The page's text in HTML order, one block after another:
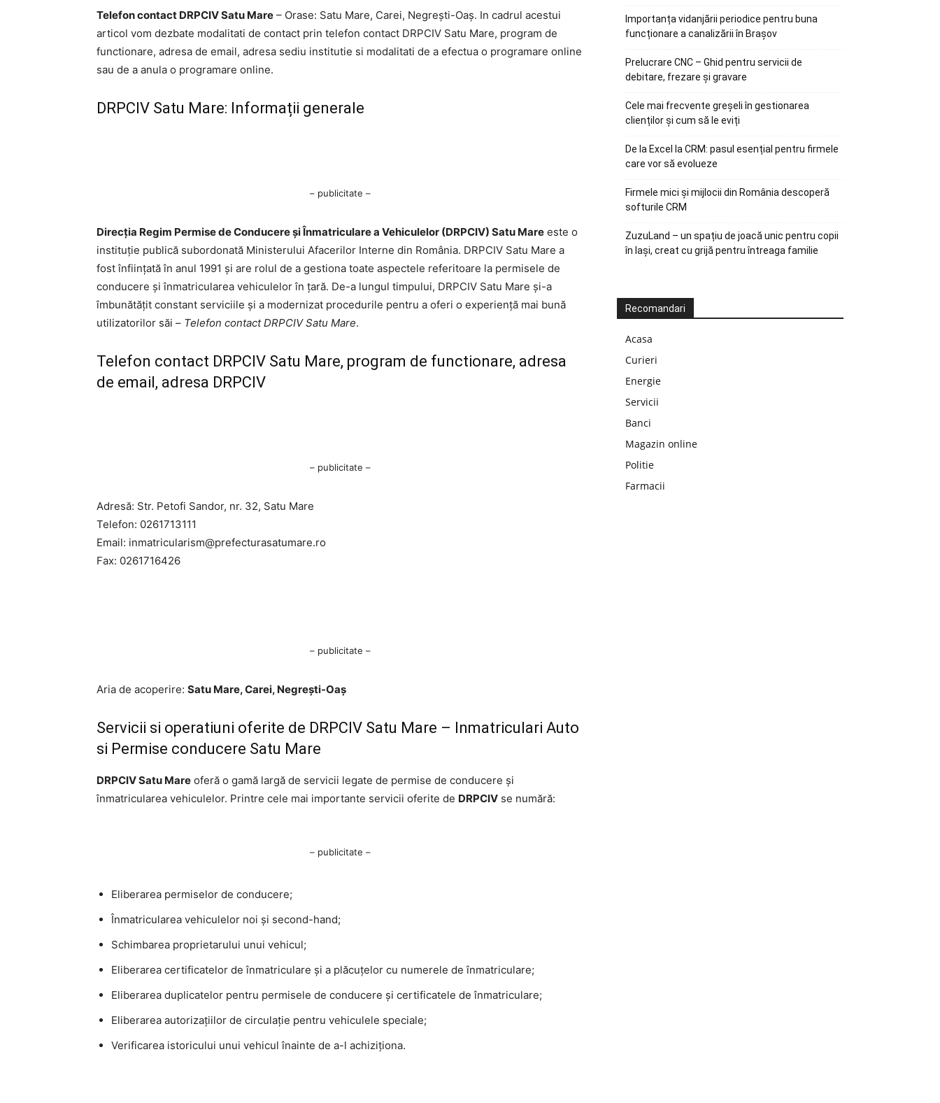
Telefon contact DRPCIV Satu Mare – Orase: Satu Mare, Carei, Negrești-Oaș. In cadrul acestui
articol vom dezbate modalitati de contact prin telefon contact DRPCIV Satu Mare, program de
functionare, adresa de email, adresa sediu institutie si modalitati de a efectua o programare online
sau de a anula o programare online.
DRPCIV Satu Mare: Informații generale
– publicitate –
Direcția Regim Permise de Conducere și Înmatriculare a Vehiculelor (DRPCIV) Satu Mare este o
instituție publică subordonată Ministerului Afacerilor Interne din România. DRPCIV Satu Mare a
fost înființată în anul 1991 și are rolul de a gestiona toate aspectele referitoare la permisele de
conducere și înmatricularea vehiculelor în țară. De-a lungul timpului, DRPCIV Satu Mare și-a
îmbunătățit constant serviciile și a modernizat procedurile pentru a oferi o experiență mai bună
utilizatorilor săi – Telefon contact DRPCIV Satu Mare.
Telefon contact DRPCIV Satu Mare, program de functionare, adresa
de email, adresa DRPCIV
– publicitate –
Adresă: Str. Petofi Sandor, nr. 32, Satu Mare
Telefon: 0261713111
Email: inmatricularism@prefecturasatumare.ro
Fax: 0261716426
– publicitate –
Aria de acoperire: Satu Mare, Carei, Negrești-Oaș
Servicii si operatiuni oferite de DRPCIV Satu Mare – Inmatriculari Auto
si Permise conducere Satu Mare
DRPCIV Satu Mare oferă o gamă largă de servicii legate de permise de conducere și
înmatricularea vehiculelor. Printre cele mai importante servicii oferite de DRPCIV se numără:
– publicitate –
Eliberarea permiselor de conducere;
Înmatricularea vehiculelor noi și second-hand;
Schimbarea proprietarului unui vehicul;
Eliberarea certificatelor de înmatriculare și a plăcuțelor cu numerele de înmatriculare;
Eliberarea duplicatelor pentru permisele de conducere și certificatele de înmatriculare;
Eliberarea autorizațiilor de circulație pentru vehiculele speciale;
Verificarea istoricului unui vehicul înainte de a-l achiziționa.
Importanța vidanjării periodice pentru buna
funcționare a canalizării în Brașov
Prelucrare CNC – Ghid pentru servicii de
debitare, frezare și gravare
Cele mai frecvente greșeli în gestionarea
clienților și cum să le eviți
De la Excel la CRM: pasul esențial pentru firmele
care vor să evolueze
Firmele mici și mijlocii din România descoperă
softurile CRM
ZuzuLand – un spațiu de joacă unic pentru copii
în Iași, creat cu grijă pentru întreaga familie
Recomandari
Acasa
Curieri
Energie
Servicii
Banci
Magazin online
Politie
Farmacii